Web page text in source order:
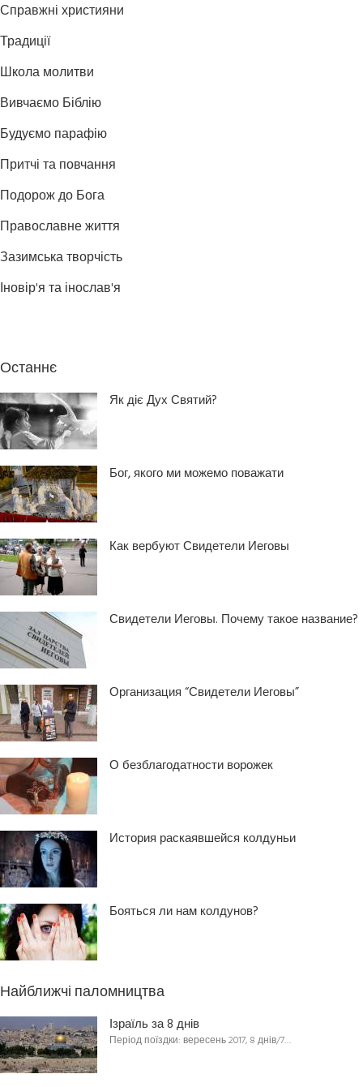
Справжні християни
Традиції
Школа молитви
Вивчаємо Біблію
Будуємо парафію
Притчі та повчання
Подорож до Бога
Православне життя
Зазимська творчість
Іновір'я та інослав'я
Останнє
Як діє Дух Святий?
Бог, якого ми можемо поважати
Как вербуют Свидетели Иеговы
Свидетели Иеговы. Почему такое название?
Организация “Свидетели Иеговы”
О безблагодатности ворожек
История раскаявшейся колдуньи
Бояться ли нам колдунов?
Найближчі паломництва
Ізраїль за 8 днів
Період поїздки: вересень 2017, 8 днів/7…